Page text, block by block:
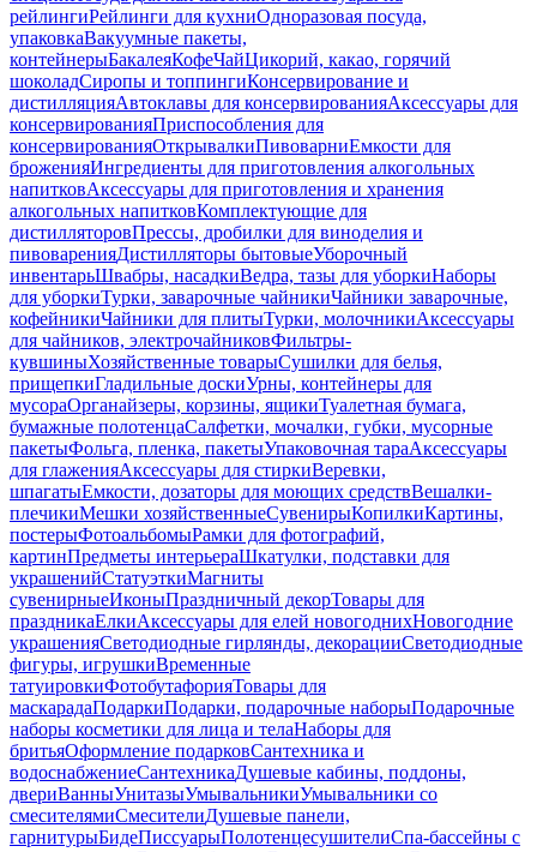
рейлингиРейлинги для кухниОдноразовая посуда,
упаковкаВакуумные пакеты,
контейнерыБакалеяКофеЧайЦикорий, какао, горячий
шоколадСиропы и топпингиКонсервирование и
дистилляцияАвтоклавы для консервированияАксессуары для
консервированияПриспособления для
консервированияОткрывалкиПивоварниЕмкости для
броженияИнгредиенты для приготовления алкогольных
напитковАксессуары для приготовления и хранения
алкогольных напитковКомплектующие для
дистилляторовПрессы, дробилки для виноделия и
пивоваренияДистилляторы бытовыеУборочный
инвентарьШвабры, насадкиВедра, тазы для уборкиНаборы
для уборкиТурки, заварочные чайникиЧайники заварочные,
кофейникиЧайники для плитыТурки, молочникиАксессуары
для чайников, электрочайниковФильтры-
кувшиныХозяйственные товарыСушилки для белья,
прищепкиГладильные доскиУрны, контейнеры для
мусораОрганайзеры, корзины, ящикиТуалетная бумага,
бумажные полотенцаСалфетки, мочалки, губки, мусорные
пакетыФольга, пленка, пакетыУпаковочная тараАксессуары
для глаженияАксессуары для стиркиВеревки,
шпагатыЕмкости, дозаторы для моющих средствВешалки-
плечикиМешки хозяйственныеСувенирыКопилкиКартины,
постерыФотоальбомыРамки для фотографий,
картинПредметы интерьераШкатулки, подставки для
украшенийСтатуэткиМагниты
сувенирныеИконыПраздничный декорТовары для
праздникаЕлкиАксессуары для елей новогоднихНовогодние
украшенияСветодиодные гирлянды, декорацииСветодиодные
фигуры, игрушкиВременные
татуировкиФотобутафорияТовары для
маскарадаПодаркиПодарки, подарочные наборыПодарочные
наборы косметики для лица и телаНаборы для
бритьяОформление подарковСантехника и
водоснабжениеСантехникаДушевые кабины, поддоны,
двериВанныУнитазыУмывальникиУмывальники со
смесителямиСмесителиДушевые панели,
гарнитурыБидеПиссуарыПолотенцесушителиСпа-бассейны с